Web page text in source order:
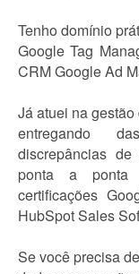
Tenho domínio
Google Tag
CRM Google Ad
Já atuei na
entregando
discrepâncias
ponta a ponta
certificações
HubSpot Sales
Se você precisa